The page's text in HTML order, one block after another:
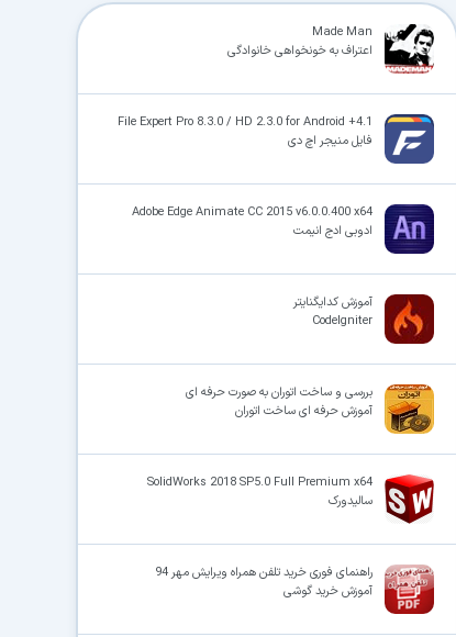
Made Man
اعتراف به خونخواهی خانوادگی
File Expert Pro 8.3.0 / HD 2.3.0 for Android +4.1
فایل منیجر اچ دی
Adobe Edge Animate CC 2015 v6.0.0.400 x64
ادوبی ادج انیمت
آموزش کدایگنایتر
CodeIgniter
بررسی و ساخت اتوران به صورت حرفه ای
آموزش حرفه ای ساخت اتوران
SolidWorks 2018 SP5.0 Full Premium x64
سالیدورک
راهنمای فوری خرید تلفن همراه ویرایش مهر 94
آموزش خرید گوشی